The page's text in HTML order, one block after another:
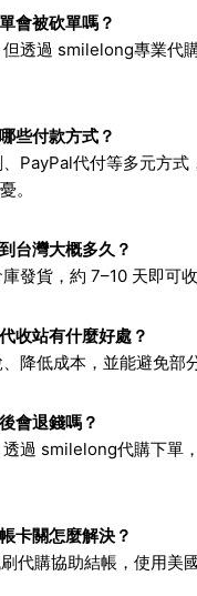
會被砍單嗎？
透過 smilelong專業代
些付款方式？
PayPal代付等多元方式
。
台灣大概多久？
發貨，約 7–10 天即可收
收站有什麼好處？
降低成本，並能避免部
會退錢嗎？
過 smilelong代購下單
卡關怎麼解決？
代購協助結帳，使用美